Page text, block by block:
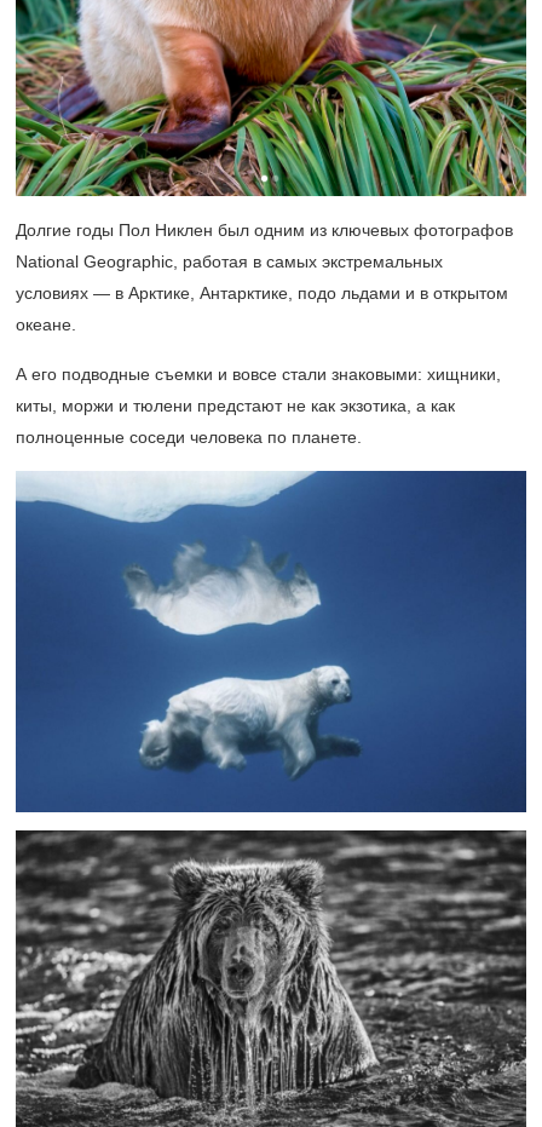
Долгие годы Пол Никлен был одним из ключевых фотографов
National Geographic, работая в самых экстремальных
условиях — в Арктике, Антарктике, подо льдами и в открытом
океане.
А его подводные съемки и вовсе стали знаковыми: хищники,
киты, моржи и тюлени предстают не как экзотика, а как
полноценные соседи человека по планете.